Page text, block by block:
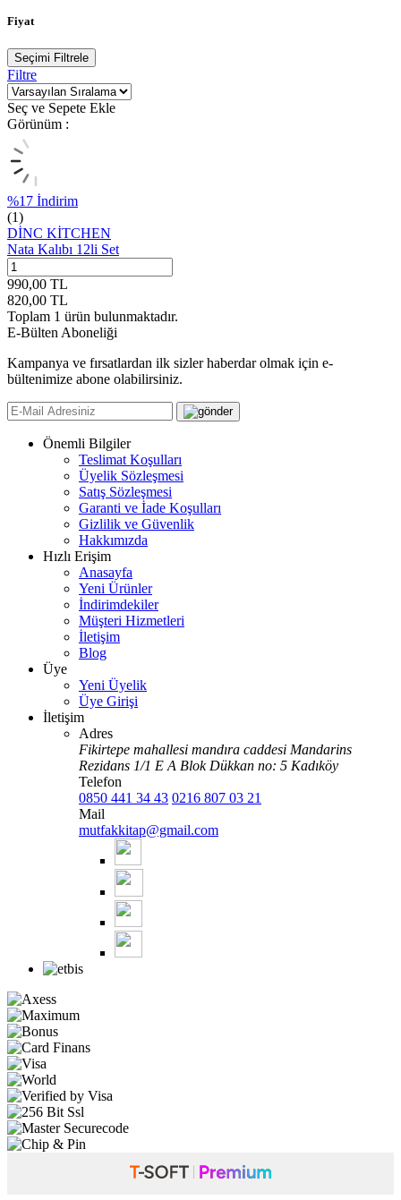
Fiyat
Seçimi Filtrele
Filtre
Seç ve Sepete Ekle
Görünüm :
%17 İndirim
(1)
DİNC KİTCHEN
Nata Kalıbı 12li Set
990,00 TL
820,00 TL
Toplam 1 ürün bulunmaktadır.
E-Bülten Aboneliği
Kampanya ve fırsatlardan ilk sizler haberdar olmak için e-
bültenimize abone olabilirsiniz.
Önemli Bilgiler
Teslimat Koşulları
Üyelik Sözleşmesi
Satış Sözleşmesi
Garanti ve İade Koşulları
Gizlilik ve Güvenlik
Hakkımızda
Hızlı Erişim
Anasayfa
Yeni Ürünler
İndirimdekiler
Müşteri Hizmetleri
İletişim
Blog
Üye
Yeni Üyelik
Üye Girişi
İletişim
Adres
Fikirtepe mahallesi mandıra caddesi Mandarins
Rezidans 1/1 E A Blok Dükkan no: 5 Kadıköy
Telefon
0850 441 34 43 0216 807 03 21
Mail
mutfakkitap@gmail.com